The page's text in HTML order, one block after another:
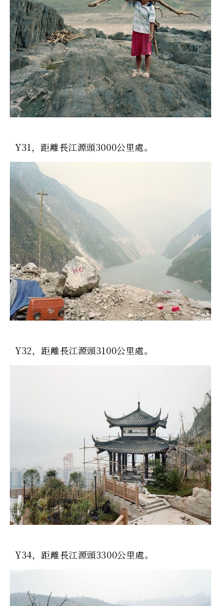
Y31，距離長江源頭3000公里處。
Y32，距離長江源頭3100公里處。
Y34，距離長江源頭3300公里處。